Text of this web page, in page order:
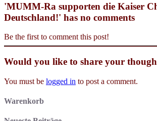
'MUMM-Ra supporten die Kaiser
Deutschland!' has no comments
Be the first to comment this post!
Would you like to share your
You must be logged in to post a comment.
Warenkorb